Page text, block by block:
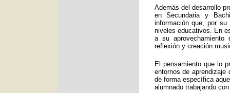
Además del desarrollo
en Secundaria y
información que, por
niveles educativos. En
a su aprovechamiento
reflexión y creación
El pensamiento que lo
entornos de aprendizaje
de forma específica
alumnado trabajando